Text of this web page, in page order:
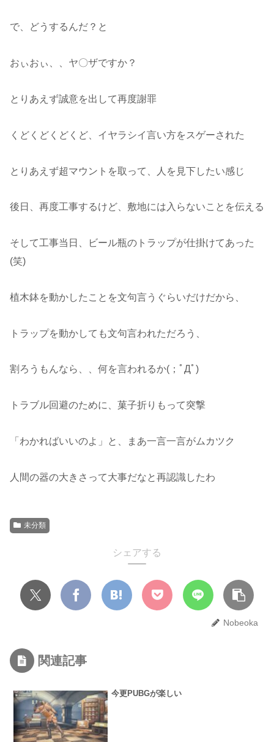
で、どうするんだ？と
おぃおぃ、、ヤ〇ザですか？
とりあえず誠意を出して再度謝罪
くどくどくどくど、イヤラシイ言い方をスゲーされた
とりあえず超マウントを取って、人を見下したい感じ
後日、再度工事するけど、敷地には入らないことを伝える
そして工事当日、ビール瓶のトラップが仕掛けてあった
(笑)
植木鉢を動かしたことを文句言うぐらいだけだから、
トラップを動かしても文句言われただろう、
割ろうもんなら、、何を言われるか(；ﾟДﾟ)
トラブル回避のために、菓子折りもって突撃
「わかればいいのよ」と、まあ一言一言がムカツク
人間の器の大きさって大事だなと再認識したわ
未分類
シェアする
Nobeoka
関連記事
今更PUBGが楽しい